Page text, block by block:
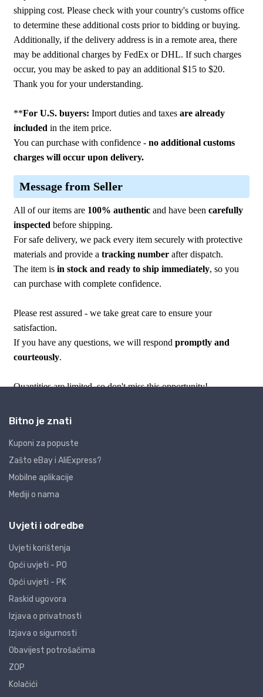
Bitno je znati
Kuponi za popuste
Zašto eBay i AliExpress?
Mobilne aplikacije
Mediji o nama
Uvjeti i odredbe
Uvjeti korištenja
Opći uvjeti - PO
Opći uvjeti - PK
Raskid ugovora
Izjava o privatnosti
Izjava o sigurnosti
Obavijest potrošačima
ZOP
Kolačići